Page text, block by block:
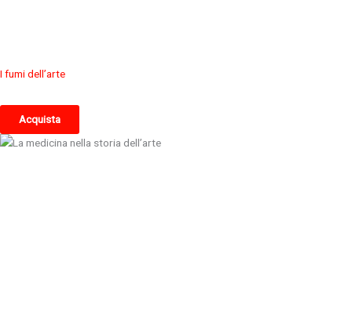
I fumi dell’arte
Acquista